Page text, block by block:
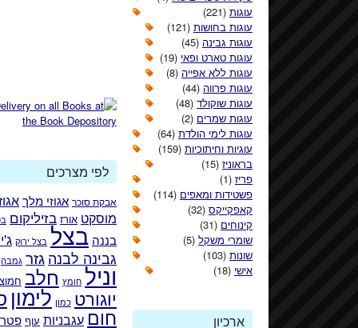
לפי מצרכים
אבקת סוכר אגוזי מלך
מוסקט אורז בזיליקום
בננה בצל בצל ירוק
גבינה לבנהגזר גמבה וניל חומץ חלב
יוגורט כמון לימון
חוםעגבניות עוף
עוגות (221)
עוגות בחושות (121)
עוגות גבינה (45)
עוגות טארט ופאי (19)
עוגות ללא אפייה (8)
עוגות פרווה (44)
עוגות שוקולד (48)
עוגות שמרים (2)
עוגות לימי הולדת (64)
עוגיות וחיתוכיות (159)
בראוניז (15)
פריז (1)
פשטידות ומאפים (114)
קאפקייקס (32)
קינוחים (31)
שומרי משקל (5)
שונות (103)
אישי (18)
ארכיון